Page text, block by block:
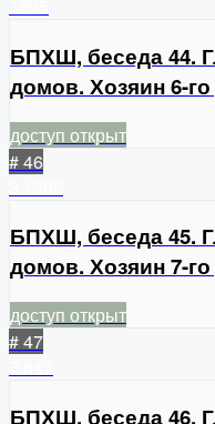
БПХШ, беседа 44.
домов. Хозяин 6-
доступ открыт
# 46
БПХШ, беседа 45.
домов. Хозяин 7-
доступ открыт
# 47
БПХШ, беседа 46.